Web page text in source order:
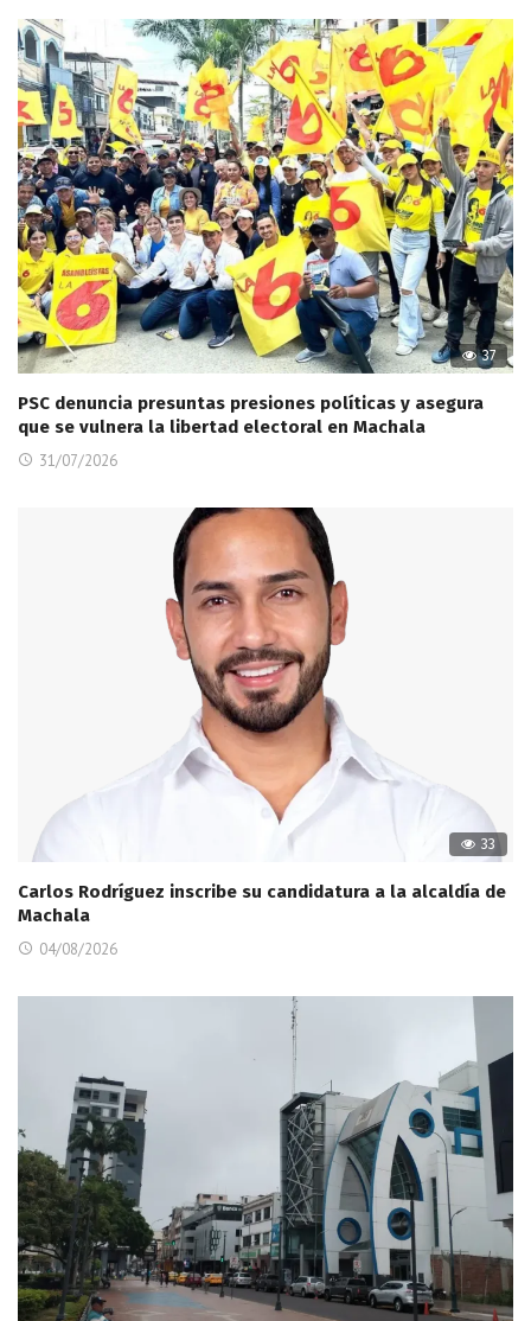
37
PSC denuncia presuntas presiones políticas y asegura
que se vulnera la libertad electoral en Machala
31/07/2026
33
Carlos Rodríguez inscribe su candidatura a la alcaldía de
Machala
04/08/2026